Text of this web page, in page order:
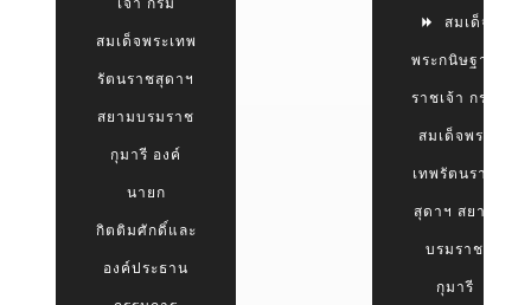
เจ้า กรม
สมเด็จพระเทพ
รัตนราชสุดาฯ
สยามบรมราช
กุมารี องค์
นายก
กิตติมศักดิ์และ
องค์ประธาน
สมเด็จ
พระกนิษฐาธิ
ราชเจ้า กรม
สมเด็จพระ
เทพรัตนราช
สุดาฯ สยาม
บรมราช
กุมารี